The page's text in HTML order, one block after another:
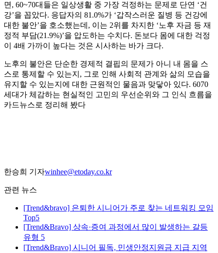
면, 60~70대들은 일상생활 중 가장 걱정하는 문제로 단연 ‘건
강’을 꼽았다. 응답자의 81.0%가 ‘갑작스러운 질병 등 건강에
대한 불안’을 호소했는데, 이는 2위를 차지한 ‘노후 자금 등 재
정적 부담(21.9%)’을 압도하는 수치다. 돈보다 몸에 대한 걱정
이 4배 가까이 높다는 것은 시사하는 바가 크다.
노후의 불안은 단순한 경제적 결핍의 문제가 아니 내 몸을 스
스로 통제할 수 있는지, 그로 인해 사회적 관계와 삶의 모습을
유지할 수 있는지에 대한 근원적인 물음과 맞닿아 있다. 6070
세대가 체감하는 현실적인 고민의 우선순위와 그 인식 흐름을
카드뉴스로 정리해 봤다
한승희 기자winhee@etoday.co.kr
관련 뉴스
[Trend&bravo] 은퇴한 시니어가 주로 찾는 네트워킹 모임
Top5
[Trend&Bravo] 상속·증여 과정에서 많이 발생하는 갈등
유형 5
[Trend&Bravo] 시니어 필독, 민생안정지원금 지급 지역